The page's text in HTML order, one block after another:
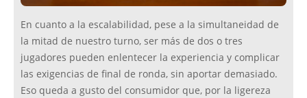
En cuanto a la escalabilidad, pese a la simultaneidad de
la mitad de nuestro turno, ser más de dos o tres
jugadores pueden enlentecer la experiencia y complicar
las exigencias de final de ronda, sin aportar demasiado.
Eso queda a gusto del consumidor que, por la ligereza